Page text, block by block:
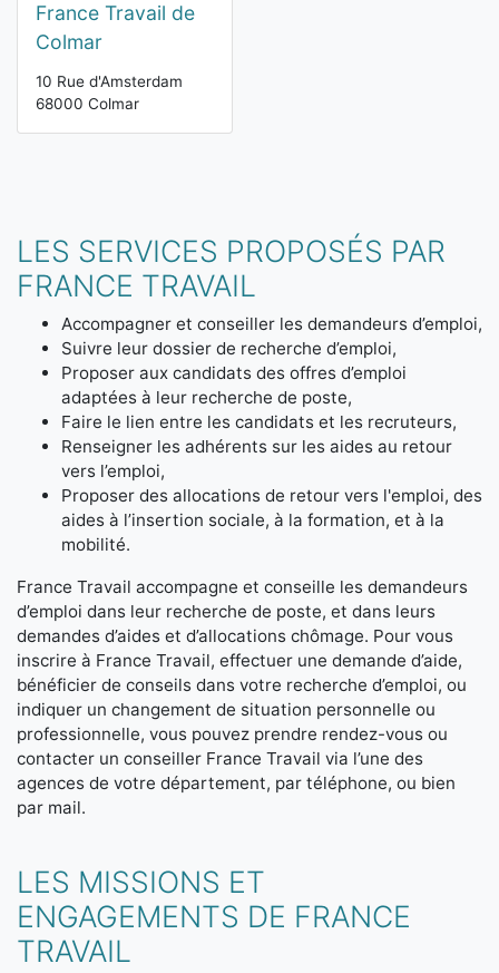
France Travail de
Colmar
10 Rue d'Amsterdam
68000 Colmar
LES SERVICES PROPOSÉS PAR
FRANCE TRAVAIL
Accompagner et conseiller les demandeurs d’emploi,
Suivre leur dossier de recherche d’emploi,
Proposer aux candidats des offres d’emploi
adaptées à leur recherche de poste,
Faire le lien entre les candidats et les recruteurs,
Renseigner les adhérents sur les aides au retour
vers l’emploi,
Proposer des allocations de retour vers l'emploi, des
aides à l’insertion sociale, à la formation, et à la
mobilité.
France Travail accompagne et conseille les demandeurs
d’emploi dans leur recherche de poste, et dans leurs
demandes d’aides et d’allocations chômage. Pour vous
inscrire à France Travail, effectuer une demande d’aide,
bénéficier de conseils dans votre recherche d’emploi, ou
indiquer un changement de situation personnelle ou
professionnelle, vous pouvez prendre rendez-vous ou
contacter un conseiller France Travail via l’une des
agences de votre département, par téléphone, ou bien
par mail.
LES MISSIONS ET
ENGAGEMENTS DE FRANCE
TRAVAIL